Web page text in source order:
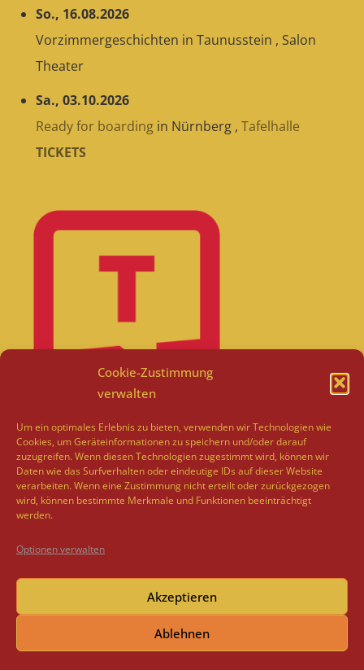
Cookie-Zustimmung
verwalten
Um ein optimales Erlebnis zu bieten, verwenden wir Technologien wie
Cookies, um Geräteinformationen zu speichern und/oder darauf
zuzugreifen. Wenn diesen Technologien zugestimmt wird, können wir
Daten wie das Surfverhalten oder eindeutige IDs auf dieser Website
verarbeiten. Wenn eine Zustimmung nicht erteilt oder zurückgezogen
wird, können bestimmte Merkmale und Funktionen beeinträchtigt
werden.
Optionen verwalten
Akzeptieren
Ablehnen
So., 16.08.2026
Vorzimmergeschichten in Taunusstein , Salon
Theater
Sa., 03.10.2026
Ready for boarding in Nürnberg , Tafelhalle
TICKETS
Copyright © 2026Irina Margarethe Ries Kontakt & Impressum